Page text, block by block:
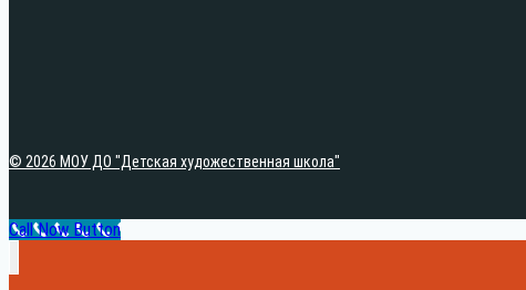
© 2026 МОУ ДО "Детская художественная школа"
Call Now Button